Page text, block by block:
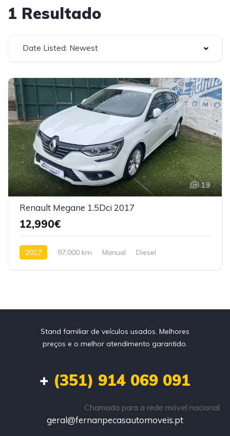
1 Resultado
Date Listed: Newest
19
Renault Megane 1.5Dci 2017
12,990€
2017 97,000 km Manual
Diesel
Stand familiar de veículos usados. Melhores
preços e o melhor atendimento garantido.
+ (351) 914 069 091
Chamada para a rede móvel nacional
geral@fernanpecasautomoveis.pt